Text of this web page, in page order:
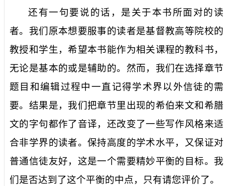
还有一句要说的话，是关于本书所面对的读
者。我们原本想要服事的读者是基督教高等院校的
教授和学生，希望本书能作为相关课程的教科书，
无论是基本的或是辅助的。然而，我们在选择章节
题目和编辑过程中一直记得学术界以外信徒的需
要。结果是，我们把章节里出现的希伯来文和希腊
文的字句都作了音译，还改变了一些写作风格来适
合非学界的读者。保持高度的学术水平，又保证对
普通信徒友好，这是一个需要精妙平衡的目标。我
们是否达到了这个平衡的中点，只有请您评价了。